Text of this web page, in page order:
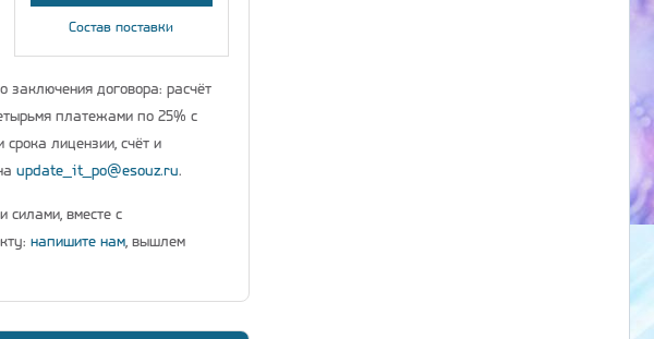
Состав поставки
заключения договора: расчёт
платежами по 25% с
срока лицензии, счёт и
update_it_po@esouz.ru.
силами, вместе с
напишите нам, вышлем